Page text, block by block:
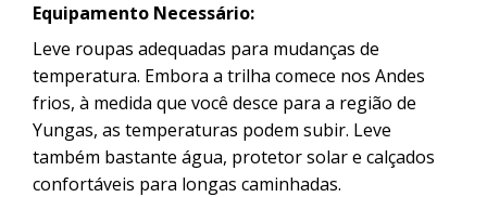
Equipamento Necessário:
Leve roupas adequadas para mudanças de
temperatura. Embora a trilha comece nos Andes
frios, à medida que você desce para a região de
Yungas, as temperaturas podem subir. Leve
também bastante água, protetor solar e calçados
confortáveis ​​para longas caminhadas.